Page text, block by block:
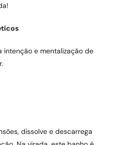
intenção e mentalização de
dissolve e descarrega